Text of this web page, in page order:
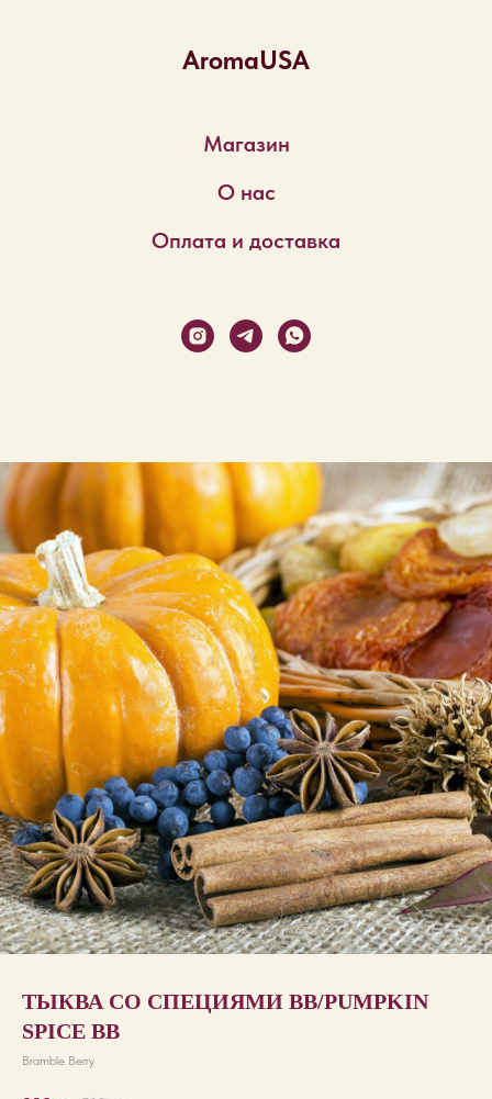
AromaUSA
Магазин
О нас
Оплата и доставка
ТЫКВА СО СПЕЦИЯМИ BB/PUMPKIN
SPICE BB
Bramble Berry